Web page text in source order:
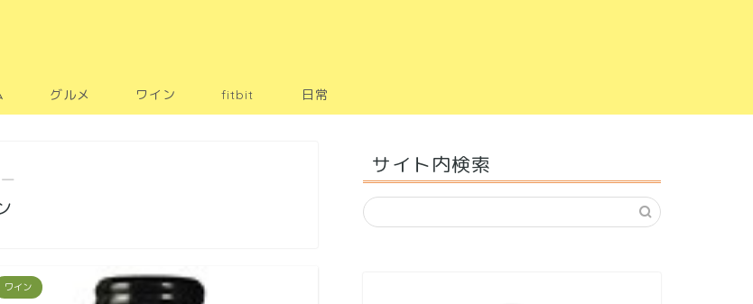
グルメ ワイン fitbit 日常
ワイン
サイト内検索